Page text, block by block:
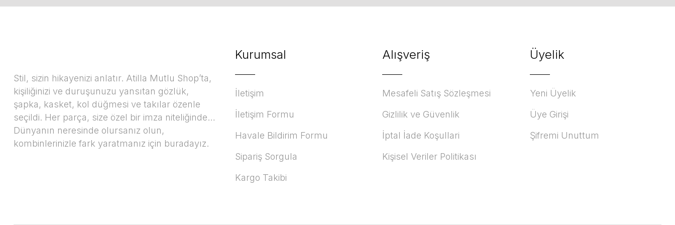
Stil, sizin hikayenizi anlatır. Atilla Mutlu Shop’ta,
kişiliğinizi ve duruşunuzu yansıtan gözlük,
şapka, kasket, kol düğmesi ve takılar özenle
seçildi. Her parça, size özel bir imza niteliğinde…
Dünyanın neresinde olursanız olun,
kombinlerinizle fark yaratmanız için buradayız.
Kurumsal
İletişim
İletişim Formu
Havale Bildirim Formu
Sipariş Sorgula
Kargo Takibi
Alışveriş
Mesafeli Satış Sözleşmesi
Gizlilik ve Güvenlik
İptal İade Koşullari
Kişisel Veriler Politikası
Üyelik
Yeni Üyelik
Üye Girişi
Şifremi Unuttum